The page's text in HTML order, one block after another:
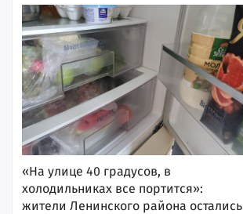
«На улице 40 градусов, в
холодильниках все портится»:
жители Ленинского района остались